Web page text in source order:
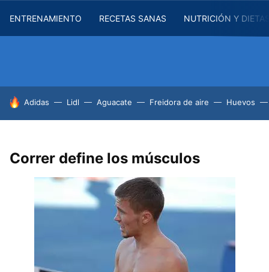
ENTRENAMIENTO RECETAS SANAS NUTRICIÓN Y
HOY SE HABLA DE
Adidas Lidl Aguacate Freidora de aire Huevos
Correr define los músculos